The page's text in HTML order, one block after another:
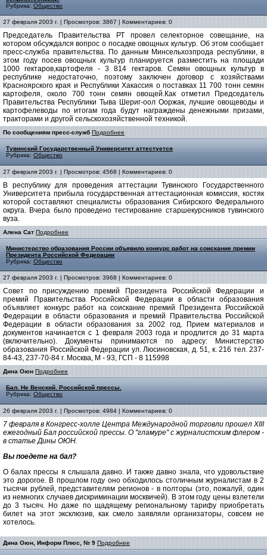
Рубрика: Общество
27 февраля 2003 г. | Просмотров: 3867 | Комментариев: 0
Председатель Правительства РТ провел селекторное совещание, на
котором обсуждался вопрос о посадке овощных культур. Об этом сообщает
пресс-служба правительства. По данным Минсельхозпрода республики, в
этом году посев овощных культур планируется разместить на площади
1000 гектаров,картофеля - 3 814 гектаров. Семян овощных культур в
республике недостаточно, поэтому заключен договор с хозяйствами
Красноярского края и Республики Хакассия о поставках 11 700 тонн семян
картофеля, около 700 тонн семян овощей.Как отметил Председатель
Правительства Республики Тыва Шериг-оол Ооржак, лучшие овощеводы и
картофелеводы по итогам года будут награждены денежными призами,
тракторами и другой сельскохозяйственной техникой.
По сообщениям пресс-служб Подробнее
Тувинский Государственный Университет аттестуется
Рубрика: Общество
27 февраля 2003 г. | Просмотров: 4568 | Комментариев: 0
В республику для проведения аттестации Тувинского Государственного
Университета прибыла государственная аттестационная комиссия, костяк
которой составляют специалисты образования Сибирского Федерального
округа. Вчера было проведено тестирование старшекурсников тувинского
вуза.
Алена Сат Подробнее
Министерство образования России объявило конкурс работ на соискание премии
Президента Российской Федерации
Рубрика: Общество
27 февраля 2003 г. | Просмотров: 3968 | Комментариев: 0
Совет по присуждению премий Президента Российской Федерации и
премий Правительства Российской Федерации в области образования
объявляет конкурс работ на соискание премий Президента Российской
Федерации в области образования и премий Правительства Российской
Федерации в области образования за 2002 год. Прием материалов и
документов начинается с 1 февраля 2003 года и продлится до 31 марта
(включительно). Документы принимаются по адресу: Министерство
образования Российской Федерации ул. Люсиновская, д. 51, к. 216 тел. 237-
84-43, 237-70-84 г. Москва, М - 93, ГСП - 8 115998
Дина Оюн Подробнее
Бал. Не Венский. Российской прессы.
Рубрика: Общество
26 февраля 2003 г. | Просмотров: 4984 | Комментариев: 0
7 февраля в Конгресс-холле Центра Международной торговли прошел XIII
ежегодный Бал российской прессы. О "гламуре" с журналистским флером -
в статье Дины ОЮН.
Вы поедете на бал?
О балах прессы я слышала давно. И также давно знала, что удовольствие
это дорогое. В прошлом году оно обходилось столичным журналистам в 2
тысячи рублей, представителям регионов - в полторы (это, пожалуй, один
из немногих случаев дискриминации москвичей). В этом году цены взлетели
до 3 тысяч. Но даже по щадящему региональному тарифу приобретать
билет на этот эксклюзив, как смело заявляли организаторы, совсем не
хотелось.
Дина Оюн, Информ Плюс, № 9 Подробнее